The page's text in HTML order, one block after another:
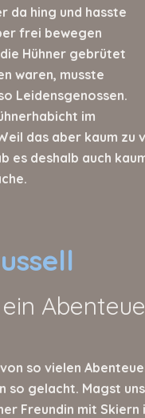
da hing und hasste
frei bewegen
Hühner gebrütet
waren, musste
Leidensgenossen.
im
das aber kaum zu
es deshalb auch
so vielen
so gelacht. Magst
Freundin mit Skiern